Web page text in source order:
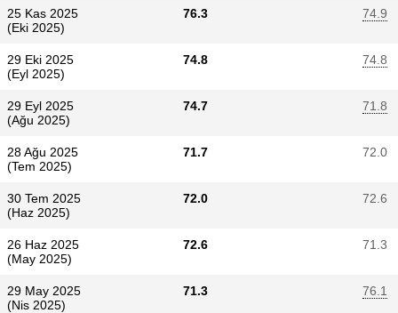
25 Kas 2025
(Eki 2025)
76.3 74.9
29 Eki 2025
(Eyl 2025)
74.8 74.8
29 Eyl 2025
(Ağu 2025)
74.7 71.8
28 Ağu 2025
(Tem 2025)
71.7 72.0
30 Tem 2025
(Haz 2025)
72.0 72.6
26 Haz 2025
(May 2025)
72.6 71.3
29 May 2025
(Nis 2025)
71.3 76.1